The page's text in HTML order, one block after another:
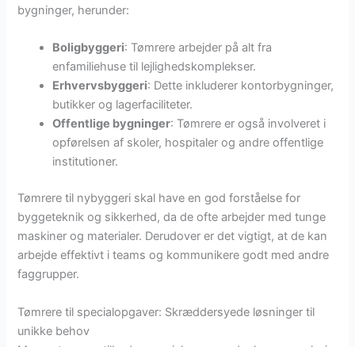
bygninger, herunder:
Boligbyggeri: Tømrere arbejder på alt fra
enfamiliehuse til lejlighedskomplekser.
Erhvervsbyggeri: Dette inkluderer kontorbygninger,
butikker og lagerfaciliteter.
Offentlige bygninger: Tømrere er også involveret i
opførelsen af skoler, hospitaler og andre offentlige
institutioner.
Tømrere til nybyggeri skal have en god forståelse for
byggeteknik og sikkerhed, da de ofte arbejder med tunge
maskiner og materialer. Derudover er det vigtigt, at de kan
arbejde effektivt i teams og kommunikere godt med andre
faggrupper.
Tømrere til specialopgaver: Skræddersyede løsninger til
unikke behov